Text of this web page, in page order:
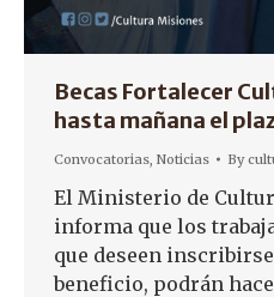
Becas Fortalecer
hasta mañana el
Convocatorias, Noticias By
El Ministerio de
informa que los
que deseen
beneficio, podrán